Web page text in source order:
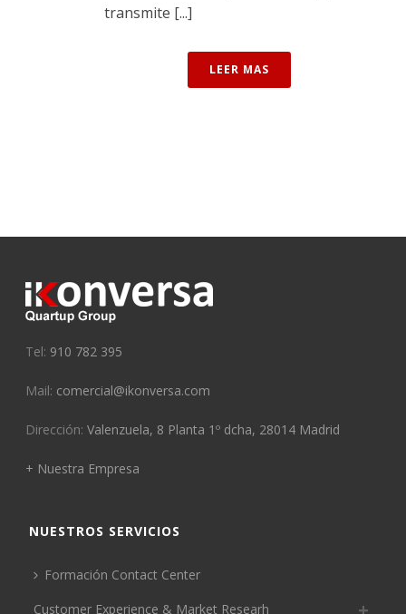
transmite [...]
LEER MAS
Tel: 910 782 395
Mail: comercial@ikonversa.com
Dirección:Valenzuela, 8 Planta 1º dcha, 28014 Madrid
+ Nuestra Empresa
NUESTROS SERVICIOS
Formación Contact Center
Customer Experience & Market Researh